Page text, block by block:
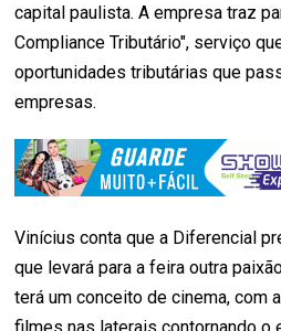
capital paulista. A empresa traz
Compliance Tributário", serviço
oportunidades tributárias que
empresas.
Vinícius conta que a Diferencial
que levará para a feira outra
terá um conceito de cinema, com